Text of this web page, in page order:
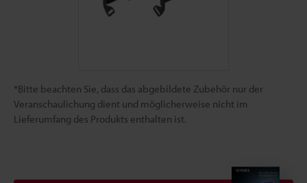
*Bitte beachten Sie, dass das abgebildete Zubehör nur der
Veranschaulichung dient und möglicherweise nicht im
Lieferumfang des Produkts enthalten ist.